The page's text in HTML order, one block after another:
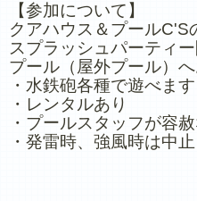
【参加について】
クアハウス＆プールC'S
スプラッシュパーティ
プール（屋外プール）へ
・水鉄砲各種で遊べます
・レンタルあり
・プールスタッフが容
・発雷時、強風時は中